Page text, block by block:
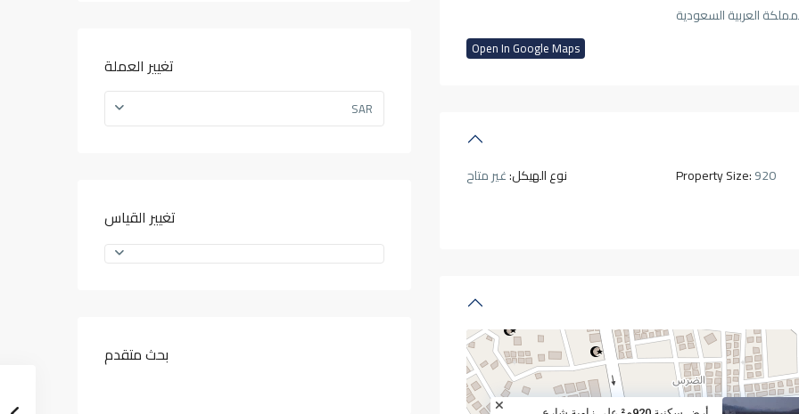
العربية السعودية
Open In Google Maps
Property Size:920 نوع الهيكل:غير متاح
تغيير العملة
SAR
تغيير القياس
بحث متقدم